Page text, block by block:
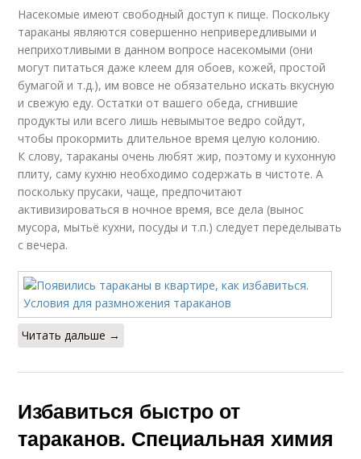
Насекомые имеют свободный доступ к пище. Поскольку
тараканы являются совершенно непривередливыми и
неприхотливыми в данном вопросе насекомыми (они
могут питаться даже клеем для обоев, кожей, простой
бумагой и т.д.), им вовсе не обязательно искать вкусную
и свежую еду. Остатки от вашего обеда, сгнившие
продукты или всего лишь невымытое ведро сойдут,
чтобы прокормить длительное время целую колонию.
К слову, тараканы очень любят жир, поэтому и кухонную
плиту, саму кухню необходимо содержать в чистоте. А
поскольку прусаки, чаще, предпочитают
активизироваться в ночное время, все дела (вынос
мусора, мытьё кухни, посуды и т.п.) следует переделывать
с вечера.
Читать дальше →
Избавиться быстро от
тараканов. Специальная химия